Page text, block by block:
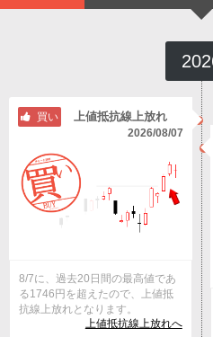
買い 上値抵抗線上放れ
2026/08/07
8/7に、過去20日間の最高値であ
る1746円を超えたので、上値抵
抗線上放れとなります。
上値抵抗線上放れへ